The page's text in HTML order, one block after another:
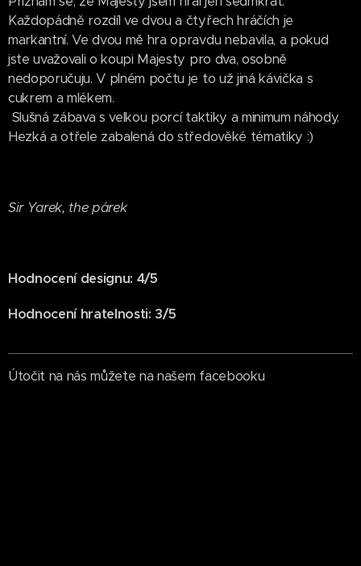
Každopádně rozdíl ve dvou a čtyřech hráčích je
markantní. Ve dvou mě hra opravdu nebavila, a pokud
jste uvažovali o koupi Majesty pro dva, osobně
nedoporučuju. V plném počtu je to už jiná kávička s
cukrem a mlékem.
Slušná zábava s velkou porcí taktiky a minimum náhody.
Hezká a otřele zabalená do středověké tématiky :)
Sir Yarek, the párek
Hodnocení designu: 4/5
Hodnocení hratelnosti: 3/5
Útočit na nás můžete na našem facebooku